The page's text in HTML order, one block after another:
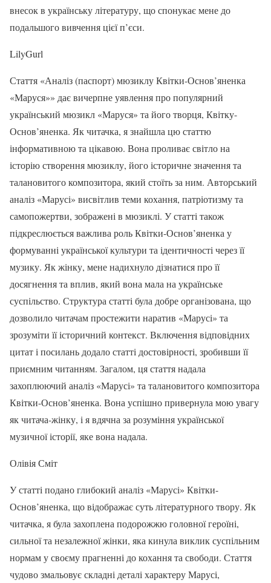
внесок в українську літературу, що спонукає мене до
подальшого вивчення цієї п’єси.
LilyGurl
Стаття «Аналіз (паспорт) мюзиклу Квітки-Основ’яненка
«Маруся»» дає вичерпне уявлення про популярний
український мюзикл «Маруся» та його творця, Квітку-
Основ’яненка. Як читачка, я знайшла цю статтю
інформативною та цікавою. Вона проливає світло на
історію створення мюзиклу, його історичне значення та
талановитого композитора, який стоїть за ним. Авторський
аналіз «Марусі» висвітлив теми кохання, патріотизму та
самопожертви, зображені в мюзиклі. У статті також
підкреслюється важлива роль Квітки-Основ’яненка у
формуванні української культури та ідентичності через її
музику. Як жінку, мене надихнуло дізнатися про її
досягнення та вплив, який вона мала на українське
суспільство. Структура статті була добре організована, що
дозволило читачам простежити наратив «Марусі» та
зрозуміти її історичний контекст. Включення відповідних
цитат і посилань додало статті достовірності, зробивши її
приємним читанням. Загалом, ця стаття надала
захоплюючий аналіз «Марусі» та талановитого композитора
Квітки-Основ’яненка. Вона успішно привернула мою увагу
як читача-жінку, і я вдячна за розуміння української
музичної історії, яке вона надала.
Олівія Сміт
У статті подано глибокий аналіз «Марусі» Квітки-
Основ’яненка, що відображає суть літературного твору. Як
читачка, я була захоплена подорожжю головної героїні,
сильної та незалежної жінки, яка кинула виклик суспільним
нормам у своєму прагненні до кохання та свободи. Стаття
чудово змальовує складні деталі характеру Марусі,